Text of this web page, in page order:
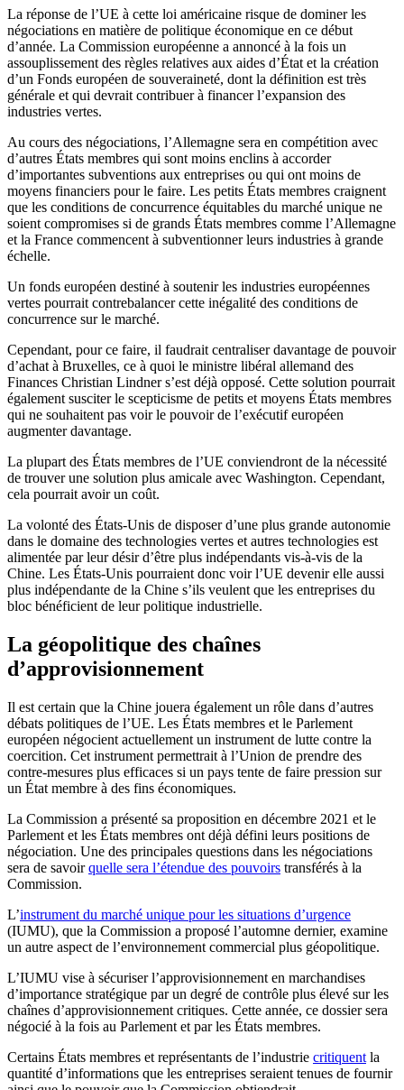
La réponse de l’UE à cette loi américaine risque de dominer les
négociations en matière de politique économique en ce début
d’année. La Commission européenne a annoncé à la fois un
assouplissement des règles relatives aux aides d’État et la création
d’un Fonds européen de souveraineté, dont la définition est très
générale et qui devrait contribuer à financer l’expansion des
industries vertes.
Au cours des négociations, l’Allemagne sera en compétition avec
d’autres États membres qui sont moins enclins à accorder
d’importantes subventions aux entreprises ou qui ont moins de
moyens financiers pour le faire. Les petits États membres craignent
que les conditions de concurrence équitables du marché unique ne
soient compromises si de grands États membres comme l’Allemagne
et la France commencent à subventionner leurs industries à grande
échelle.
Un fonds européen destiné à soutenir les industries européennes
vertes pourrait contrebalancer cette inégalité des conditions de
concurrence sur le marché.
Cependant, pour ce faire, il faudrait centraliser davantage de pouvoir
d’achat à Bruxelles, ce à quoi le ministre libéral allemand des
Finances Christian Lindner s’est déjà opposé. Cette solution pourrait
également susciter le scepticisme de petits et moyens États membres
qui ne souhaitent pas voir le pouvoir de l’exécutif européen
augmenter davantage.
La plupart des États membres de l’UE conviendront de la nécessité
de trouver une solution plus amicale avec Washington. Cependant,
cela pourrait avoir un coût.
La volonté des États-Unis de disposer d’une plus grande autonomie
dans le domaine des technologies vertes et autres technologies est
alimentée par leur désir d’être plus indépendants vis-à-vis de la
Chine. Les États-Unis pourraient donc voir l’UE devenir elle aussi
plus indépendante de la Chine s’ils veulent que les entreprises du
bloc bénéficient de leur politique industrielle.
La géopolitique des chaînes
d’approvisionnement
Il est certain que la Chine jouera également un rôle dans d’autres
débats politiques de l’UE. Les États membres et le Parlement
européen négocient actuellement un instrument de lutte contre la
coercition. Cet instrument permettrait à l’Union de prendre des
contre-mesures plus efficaces si un pays tente de faire pression sur
un État membre à des fins économiques.
La Commission a présenté sa proposition en décembre 2021 et le
Parlement et les États membres ont déjà défini leurs positions de
négociation. Une des principales questions dans les négociations
sera de savoirquelle sera l’étendue des pouvoirs transférés à la
Commission.
L’instrument du marché unique pour les situations d’urgence
(IUMU), que la Commission a proposé l’automne dernier, examine
un autre aspect de l’environnement commercial plus géopolitique.
L’IUMU vise à sécuriser l’approvisionnement en marchandises
d’importance stratégique par un degré de contrôle plus élevé sur les
chaînes d’approvisionnement critiques. Cette année, ce dossier sera
négocié à la fois au Parlement et par les États membres.
Certains États membres et représentants de l’industrie critiquent la
quantité d’informations que les entreprises seraient tenues de fournir